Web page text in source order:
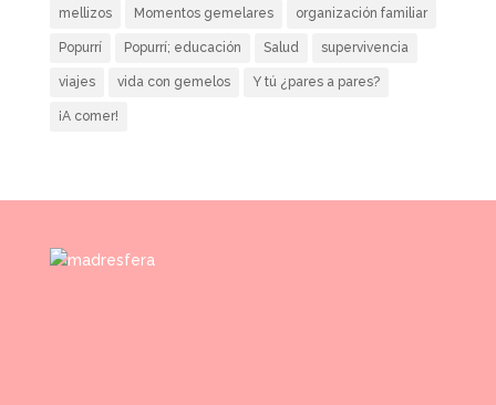
mellizos Momentos gemelares organización familiar
Popurrí Popurrí; educación Salud supervivencia
viajes vida con gemelos Y tú ¿pares a pares?
¡A comer!